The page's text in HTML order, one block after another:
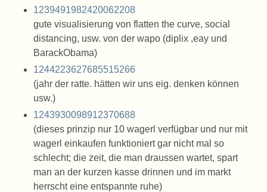
1239491982420062208
gute visualisierung von flatten the curve, social
distancing, usw. von der wapo (diplix ,eay und
BarackObama)
1244223627685515266
(jahr der ratte. hätten wir uns eig. denken können
usw.)
1243930098912370688
(dieses prinzip nur 10 wagerl verfügbar und nur mit
wagerl einkaufen funktioniert gar nicht mal so
schlecht; die zeit, die man draussen wartet, spart
man an der kurzen kasse drinnen und im markt
herrscht eine entspannte ruhe)